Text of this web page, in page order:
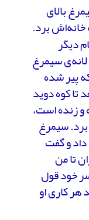
بالای
خانه‌اش برد.
دیگر
سیمرغ
پیر شده
تا کوه دوید
زنده است،
سیمرغ
و گفت
تا من
خود قول
هر کاری او